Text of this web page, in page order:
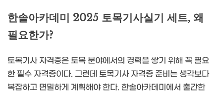
한솔아카데미 2025 토목기사실기 세트, 왜
필요한가?
토목기사 자격증은 토목 분야에서의 경력을 쌓기 위해 꼭 필요
한 필수 자격증이다. 그런데 토목기사 자격증 준비는 생각보다
복잡하고 면밀하게 계획해야 한다. 한솔아카데미에서 출간한